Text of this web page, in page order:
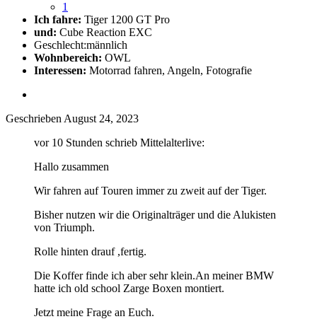
1
Ich fahre: Tiger 1200 GT Pro
und: Cube Reaction EXC
Geschlecht:männlich
Wohnbereich: OWL
Interessen: Motorrad fahren, Angeln, Fotografie
Geschrieben August 24, 2023
vor 10 Stunden schrieb Mittelalterlive:
Hallo zusammen
Wir fahren auf Touren immer zu zweit auf der Tiger.
Bisher nutzen wir die Originalträger und die Alukisten
von Triumph.
Rolle hinten drauf ,fertig.
Die Koffer finde ich aber sehr klein.An meiner BMW
hatte ich old school Zarge Boxen montiert.
Jetzt meine Frage an Euch.